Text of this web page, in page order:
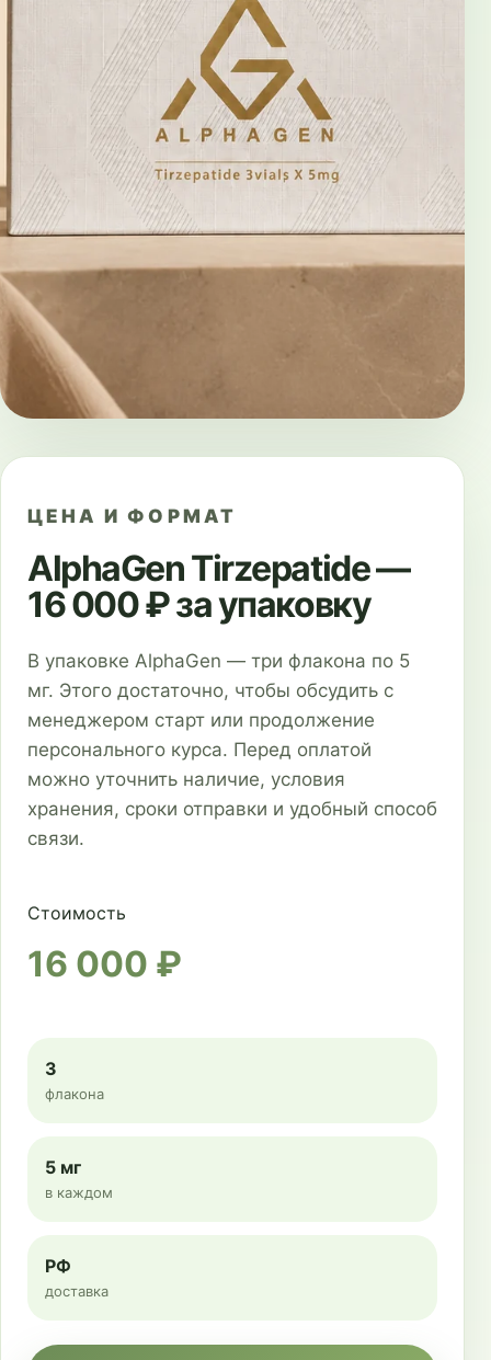
ЦЕНА И ФОРМАТ
AlphaGen Tirzepatide —
16 000 ₽ за упаковку
В упаковке AlphaGen — три флакона по 5
мг. Этого достаточно, чтобы обсудить с
менеджером старт или продолжение
персонального курса. Перед оплатой
можно уточнить наличие, условия
хранения, сроки отправки и удобный способ
связи.
Стоимость
16 000 ₽
3
флакона
5 мг
в каждом
РФ
доставка